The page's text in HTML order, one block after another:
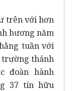
trên với hơn
hương năm
tuần với
trường thánh
đoàn hành
37 tín hữu